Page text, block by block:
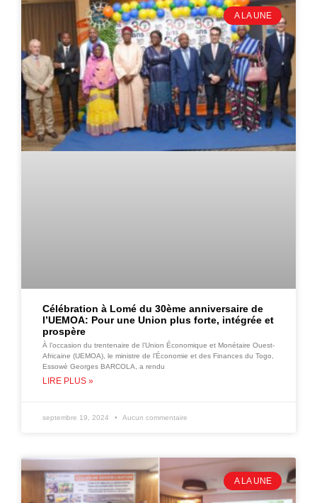
A LA UNE
Célébration à Lomé du 30ème anniversaire de
l’UEMOA: Pour une Union plus forte, intégrée et
prospère
À l’occasion du trentenaire de l’Union Économique et Monétaire Ouest-
Africaine (UEMOA), le ministre de l’Économie et des Finances du Togo,
Essowè Georges BARCOLA, a rendu
LIRE PLUS »
septembre 19, 2024 Aucun commentaire
A LA UNE